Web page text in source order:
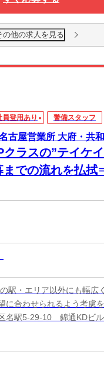
他の求人を見る
員登用あり 警備スタッフ
古屋営業所 大府・共
クラスの”テイケ
までの流れを払
駅・エリア以外にも幅広
に合わせられるよう考慮
名駅5-29-10 錦通KDビ